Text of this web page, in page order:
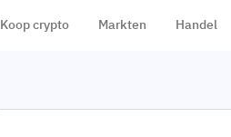
Koop crypto Markten Handel